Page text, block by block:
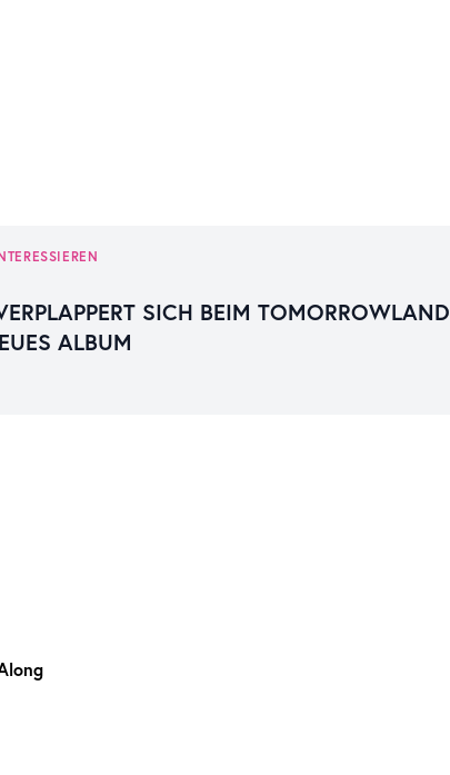
SICH BEIM TOMORROWLAND
ALBUM